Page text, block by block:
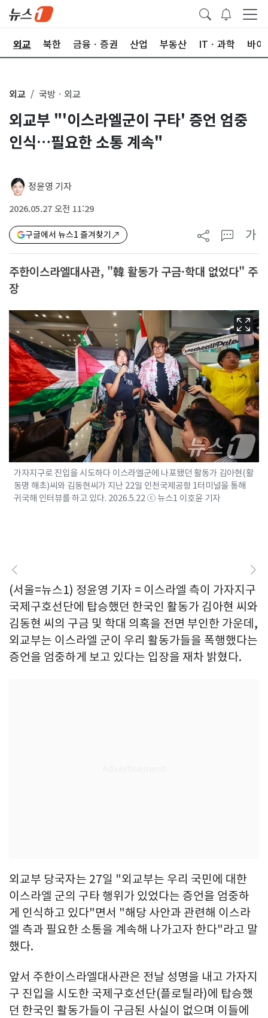
외교 북한 금융ㆍ증권 산업 부동산 ITㆍ과학 바이
외교 국방ㆍ외교
외교부 "'이스라엘군이 구타' 증언 엄중
인식…필요한 소통 계속"
정윤영 기자
2026.05.27 오전 11:29
구글에서 뉴스1 즐겨찾기 가
주한이스라엘대사관, "韓 활동가 구금·학대 없었다" 주
장
가자지구로 진입을 시도하다 이스라엘군에 나포됐던 활동가 김아현(활
동명 해초)씨와 김동현씨가 지난 22일 인천국제공항 1터미널을 통해
귀국해 인터뷰를 하고 있다. 2026.5.22 ⓒ 뉴스1 이호윤 기자
(서울=뉴스1) 정윤영 기자 = 이스라엘 측이 가자지구
국제구호선단에 탑승했던 한국인 활동가 김아현 씨와
김동현 씨의 구금 및 학대 의혹을 전면 부인한 가운데,
외교부는 이스라엘 군이 우리 활동가들을 폭행했다는
증언을 엄중하게 보고 있다는 입장을 재차 밝혔다.
외교부 당국자는 27일 "외교부는 우리 국민에 대한
이스라엘 군의 구타 행위가 있었다는 증언을 엄중하
게 인식하고 있다"면서 "해당 사안과 관련해 이스라
엘 측과 필요한 소통을 계속해 나가고자 한다"라고 말
했다.
앞서 주한이스라엘대사관은 전날 성명을 내고 가자지
구 진입을 시도한 국제구호선단(플로틸라)에 탑승했
던 한국인 활동가들이 구금된 사실이 없으며 이들에